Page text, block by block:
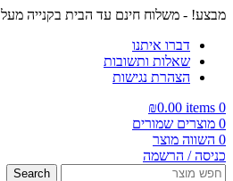
מבצע! - משלוח חינם עד הבית בקנייה מעל ₪199
דברו איתנו
שאלות ותשובות
הצהרת נגישות
0
items
₪0.00
0 מוצרים שמורים
0 השווה מוצר
כניסה / הרשמה
Search